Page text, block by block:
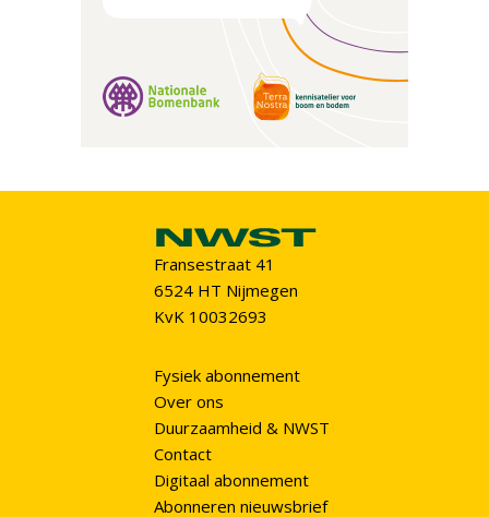
Fransestraat 41
6524 HT Nijmegen
KvK 10032693
Fysiek abonnement
Over ons
Duurzaamheid & NWST
Contact
Digitaal abonnement
Abonneren nieuwsbrief